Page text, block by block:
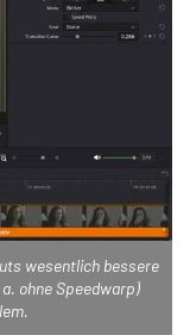
wesentlich bessere
ohne Speedwarp)